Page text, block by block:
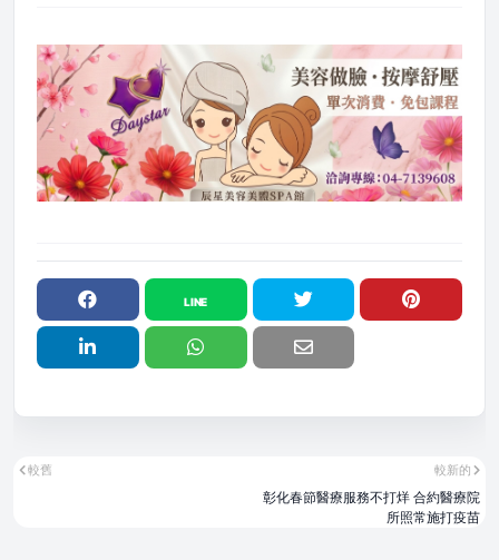
較新的
彰化春節醫療服務不打烊 合約醫療院
所照常施打疫苗
較舊